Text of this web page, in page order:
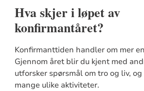
Hva skjer i løpet av
konfirmantåret?
Konfirmanttiden handler om mer
Gjennom året blir du kjent med
utforsker spørsmål om tro og liv,
mange ulike aktiviteter.